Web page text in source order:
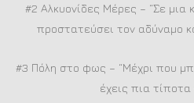
#2 Αλκυονίδες Μέρες – “Σε μια
προστατεύσει τον αδύναμο
#3 Πόλη στο φως – “Μέχρι που
έχεις πια τίποτα